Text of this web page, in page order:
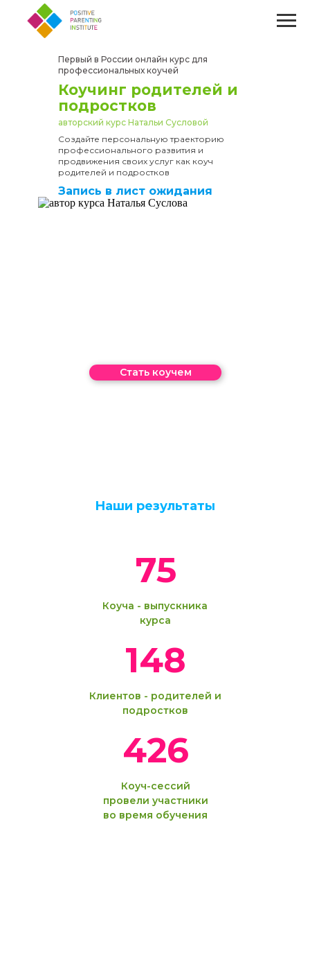
Коучинг родителей и
подростков
Первый в России онлайн курс для
профессиональных коучей
Запись в лист ожидания
авторский курс Натальи Сусловой
Создайте персональную траекторию
профессионального развития и
продвижения своих услуг как коуч
родителей и подростков
Стать коучем
Наши результаты
75
148
426
Коуча - выпускника
курса
Клиентов - родителей и
подростков
Коуч-сессий
провели участники
во время обучения